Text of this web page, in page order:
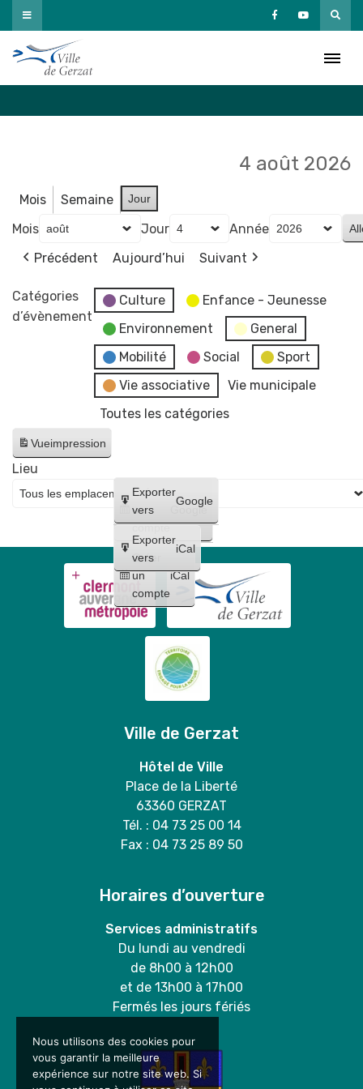
Passer
au
contenu
4 août 2026
Mois Semaine Jour
Mois Jour
Année
Précédent
Aujourd’hui Suivant
Catégories
d’évènement
Culture
Enfance - Jeunesse
Environnement
General
Mobilité
Social
Sport
Vie associative
Vie municipale
Toutes les catégories
Vueimpression
Créer
un
compte
Google
Créer
un
compte
iCal
Exporter
vers
Google
Exporter
vers
iCal
Lieu
Ville de Gerzat
Hôtel de Ville
Place de la Liberté
63360 GERZAT
Tél. : 04 73 25 00 14
Fax : 04 73 25 89 50
Horaires d’ouverture
Services administratifs
Du lundi au vendredi
de 8h00 à 12h00
et de 13h00 à 17h00
Fermés les jours fériés
Nous utilisons des cookies pour
vous garantir la meilleure
expérience sur notre site web. Si